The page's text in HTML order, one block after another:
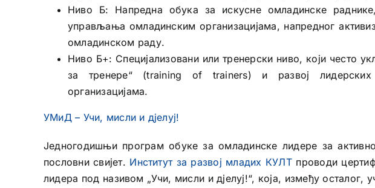
Ниво Б: Напредна обука за искусне омладинске
управљања омладинским организацијама, напредног
омладинском раду.
Ниво Б+: Специјализовани или тренерски ниво, који често
за тренере“ (training of trainers) и развој
организацијама.
УМиД – Учи, мисли и дјелуј!
Једногодишњи програм обуке за омладинске лидере за
пословни свијет. Институт за развој младих КУЛТпроводи
лидера под називом „Учи, мисли и дјелуј!“, која, између осталог,